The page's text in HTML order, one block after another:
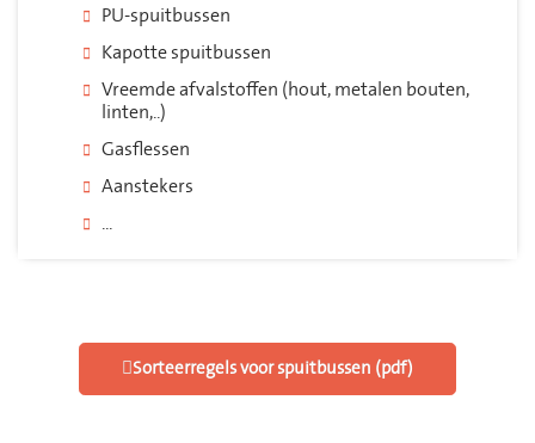
PU-spuitbussen
Kapotte spuitbussen
Vreemde afvalstoffen (hout, metalen bouten,
linten,..)
Gasflessen
Aanstekers
...
Sorteerregels voor spuitbussen (pdf)